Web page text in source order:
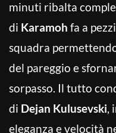
minuti ribalta
di Karamoh fa a
squadra
del pareggio e
sorpasso. Il tutto
di Dejan Kulusevski,
eleganza e velocità